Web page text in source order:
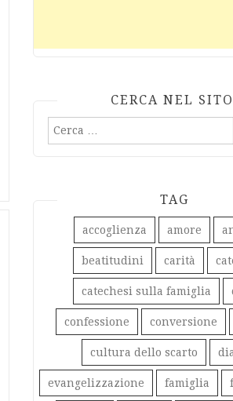
CERCA NEL
Ricerca
TAG
accoglienza amore
beatitudini carità
catechesi sulla famiglia
confessione conversione
cultura dello scarto
evangelizzazione famiglia